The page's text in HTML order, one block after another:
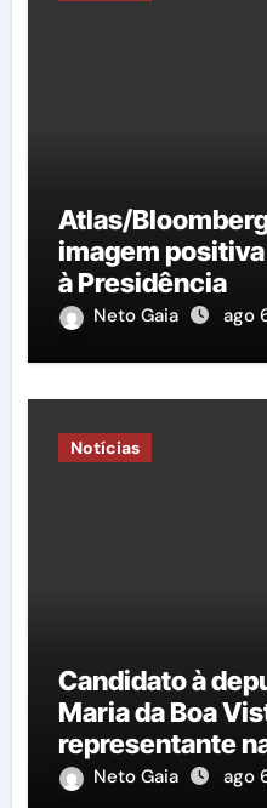
Atlas/
imagem
à Presidência
Neto Gaia ago
Notícias
Candidato à
Maria da Boa
representante
Neto Gaia ago